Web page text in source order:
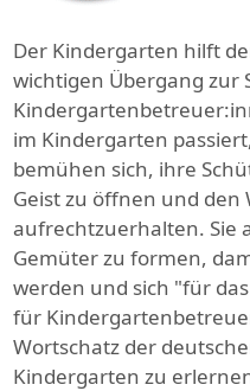
Der Kindergarten hilft
wichtigen Übergang zur
im Kindergarten
bemühen sich, ihre
Geist zu öffnen und den
aufrechtzuerhalten. Sie
Gemüter zu formen,
werden und sich "für
für
Wortschatz der
Kindergarten zu